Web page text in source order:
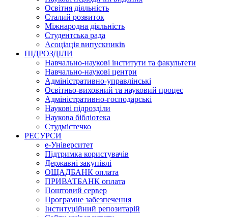
Освітня діяльність
Сталий розвиток
Міжнародна діяльність
Студентська рада
Асоціація випускників
ПІДРОЗДІЛИ
Навчально-наукові інститути та факультети
Навчально-наукові центри
Адміністративно-управлінські
Освітньо-виховний та науковий процес
Адміністративно-господарські
Наукові підрозділи
Наукова бібліотека
Студмістечко
РЕСУРСИ
е-Університет
Підтримка користувачів
Державні закупівлі
ОЩАДБАНК оплата
ПРИВАТБАНК оплата
Поштовий сервер
Програмне забезпечення
Інституційний репозитарій